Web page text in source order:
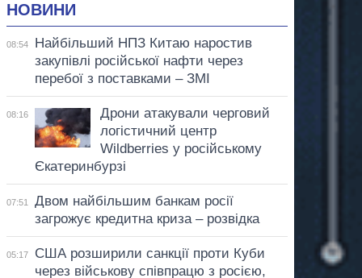
НОВИНИ
08:54
Найбільший НПЗ Китаю наростив
закупівлі російської нафти через
перебої з поставками – ЗМІ
08:16
Дрони атакували черговий
логістичний центр
Wildberries у російському
Єкатеринбурзі
07:51
Двом найбільшим банкам росії
загрожує кредитна криза – розвідка
05:17
США розширили санкції проти Куби
через військову співпрацю з росією,